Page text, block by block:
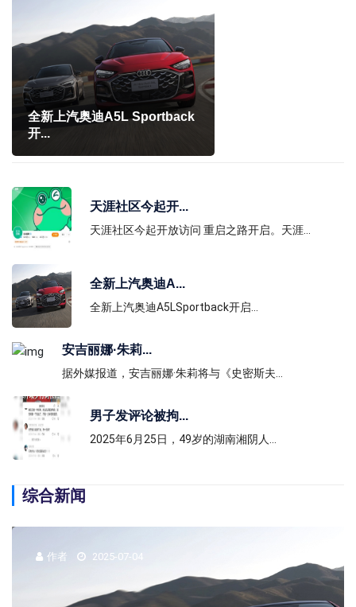
全新上汽奥迪A5L Sportback
开...
安吉丽娜·朱莉×道格·里曼！出
演电影《主...
男子发评论被拘后翻案 官方调
查 两年曲折...
天涯社区今起开...
天涯社区今起开放访问 重启之路开启。天涯...
全新上汽奥迪A...
全新上汽奥迪A5LSportback开启...
安吉丽娜·朱莉...
据外媒报道，安吉丽娜·朱莉将与《史密斯夫...
男子发评论被拘...
2025年6月25日，49岁的湖南湘阴人...
综合新闻
作者 2025-07-04